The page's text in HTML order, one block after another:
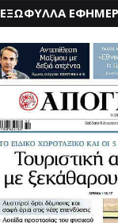
ΕΞΩΦΥΛΛΑ